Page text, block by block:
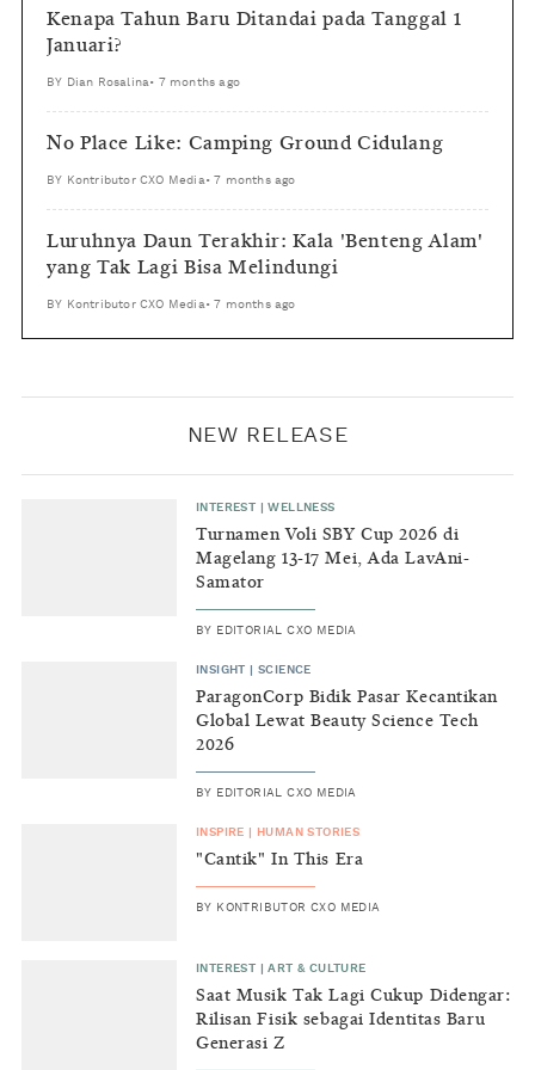
Kenapa Tahun Baru Ditandai pada Tanggal 1
Januari?
BY Dian Rosalina• 7 months ago
No Place Like: Camping Ground Cidulang
BY Kontributor CXO Media• 7 months ago
Luruhnya Daun Terakhir: Kala 'Benteng Alam'
yang Tak Lagi Bisa Melindungi
BY Kontributor CXO Media• 7 months ago
NEW RELEASE
INTEREST | WELLNESS
Turnamen Voli SBY Cup 2026 di
Magelang 13-17 Mei, Ada LavAni-
Samator
BY EDITORIAL CXO MEDIA
INSIGHT |SCIENCE
ParagonCorp Bidik Pasar Kecantikan
Global Lewat Beauty Science Tech
2026
BY EDITORIAL CXO MEDIA
INSPIRE | HUMAN STORIES
"Cantik" In This Era
BY KONTRIBUTOR CXO MEDIA
INTEREST |ART & CULTURE
Saat Musik Tak Lagi Cukup Didengar:
Rilisan Fisik sebagai Identitas Baru
Generasi Z